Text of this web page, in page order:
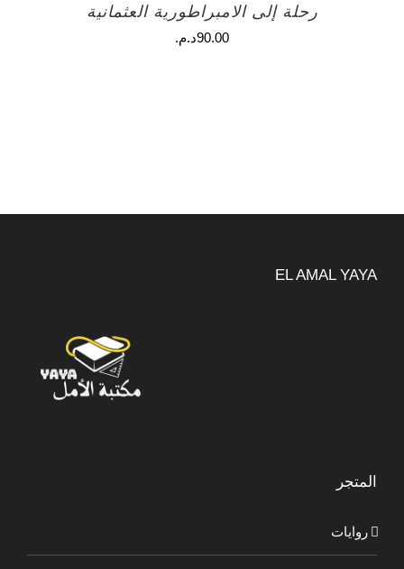
رحلة إلى الامبراطورية العثمانية
90.00د.م.
EL AMAL YAYA
المتجر
روايات